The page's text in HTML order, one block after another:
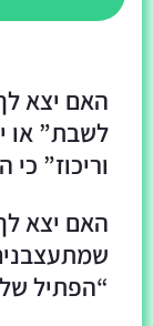
האם יצא
לשבת” או
וריכוז”
האם יצא
“הפתיל